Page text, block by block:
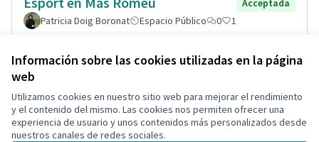
Información sobre las cookies utilizadas en la página
web
Utilizamos cookies en nuestro sitio web para mejorar el rendimiento
y el contenido del mismo. Las cookies nos permiten ofrecer una
experiencia de usuario y unos contenidos más personalizados desde
nuestros canales de redes sociales.
Acceptada
Patricia Doig Boronat
Espacio Público 0 1